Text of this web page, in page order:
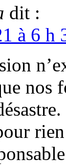
dit :
à 6
nos